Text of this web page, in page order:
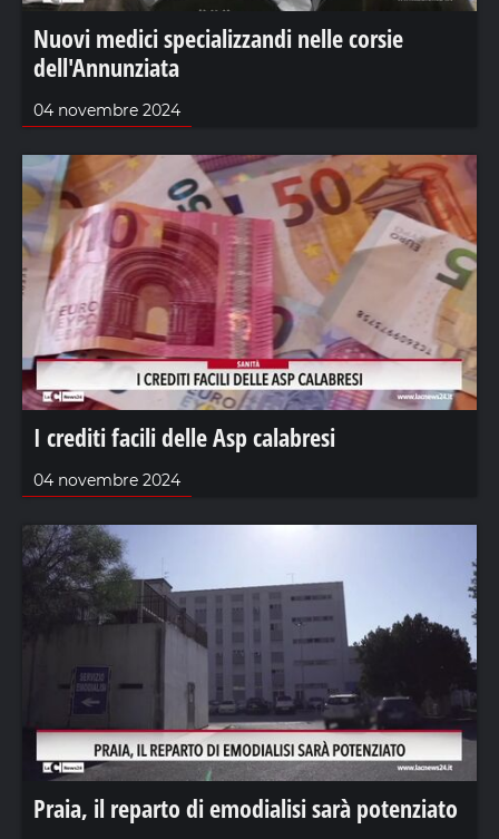
Nuovi medici specializzandi nelle corsie
dell'Annunziata
04 novembre 2024
I crediti facili delle Asp calabresi
04 novembre 2024
Praia, il reparto di emodialisi sarà potenziato